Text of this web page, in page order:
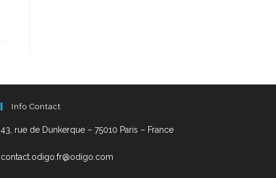
Info Contact
43, rue de Dunkerque – 75010 Paris – France
contact.odigo.fr@odigo.com